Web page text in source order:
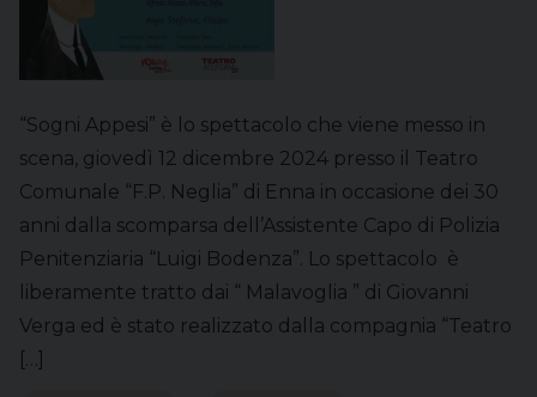
“Sogni Appesi” è lo spettacolo che viene messo in
scena, giovedì 12 dicembre 2024 presso il Teatro
Comunale “F.P. Neglia” di Enna in occasione dei 30
anni dalla scomparsa dell’Assistente Capo di Polizia
Penitenziaria “Luigi Bodenza”. Lo spettacolo è
liberamente tratto dai “ Malavoglia ” di Giovanni
Verga ed è stato realizzato dalla compagnia “Teatro
[…]